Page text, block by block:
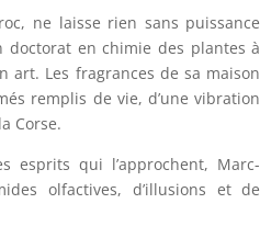
ne laisse rien sans puissance
doctorat en chimie des plantes à
art. Les fragrances de sa maison
remplis de vie, d’une vibration
Corse.
esprits qui l’approchent, Marc-
olfactives, d’illusions et de